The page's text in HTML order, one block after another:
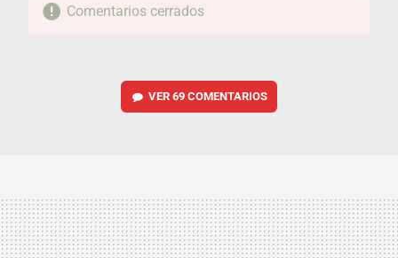
Comentarios cerrados
VER 69 COMENTARIOS